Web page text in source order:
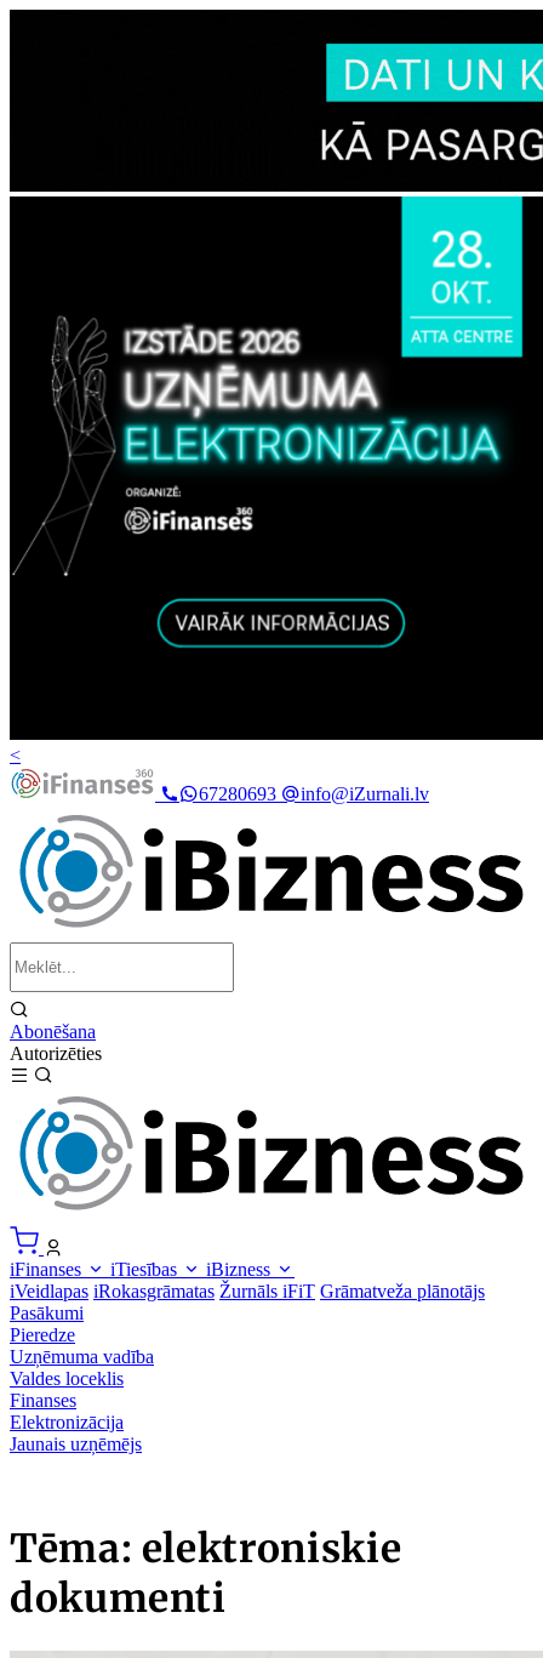
<
67280693
info@iZurnali.lv
Abonēšana
Autorizēties
iFinanses iTiesības
iBizness
iVeidlapas iRokasgrāmatas Žurnāls iFiT Grāmatveža plānotājs
Pasākumi
Pieredze
Uzņēmuma vadība
Valdes loceklis
Finanses
Elektronizācija
Jaunais uzņēmējs
Tēma: elektroniskie
dokumenti